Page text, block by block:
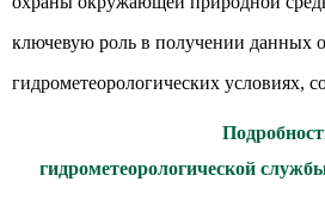
ключевую роль в получении данных
гидрометеорологических условиях,
гидрометеорологической